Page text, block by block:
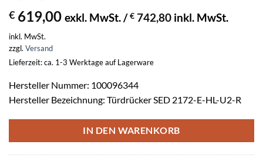
€ 619,00 exkl. MwSt. /€ 742,80 inkl. MwSt.
inkl. MwSt.
zzgl. Versand
Lieferzeit: ca. 1-3 Werktage auf Lagerware
Hersteller Nummer: 100096344
Hersteller Bezeichnung: Türdrücker SED 2172-E-HL-U2-R
IN DEN WARENKORB